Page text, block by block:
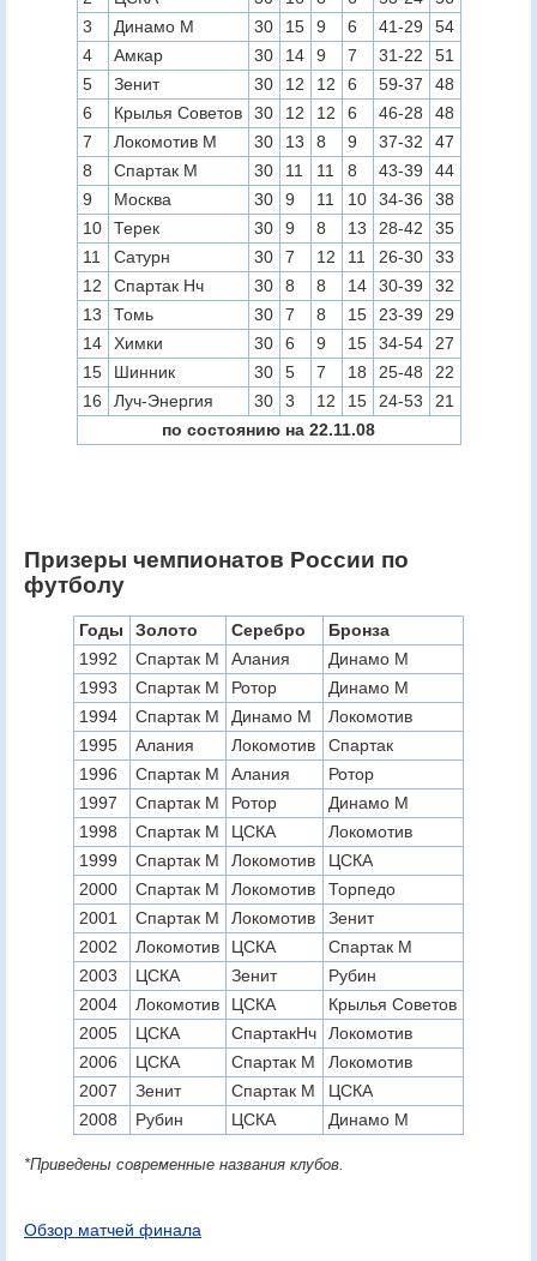
3
Динамо М 30 15 9 6 41-29
54
4
Амкар 30 14 9 7 31-22
51
5
Зенит 30 12 12 6 59-37
48
6
Крылья Советов 30 12 12 6 46-28
48
7
Локомотив М 30 13 8 9 37-32
47
8
Спартак М 30 11 11 8 43-39
44
9
Москва 30 9 11 10 34-36
38
10
Терек 30 9 8 13 28-42
35
11
Сатурн 30 7 12 11 26-30
33
12
Спартак Нч 30 8 8 14 30-39
32
13
Томь 30 7 8 15 23-39
29
14
Химки 30 6 9 15 34-54
27
15
Шинник 30 5 7 18 25-48
22
16
Луч-Энергия 30 3 12 15 24-53
21
по состоянию на 22.11.08
Призеры чемпионатов России по
футболу
Годы Золото Серебро
Бронза
1992
Спартак М Алания
Динамо М
1993
Спартак М Ротор
Динамо М
1994
Спартак М Динамо М
Локомотив
1995
Алания Локомотив
Спартак
1996
Спартак М Алания
Ротор
1997
Спартак М Ротор
Динамо М
1998
Спартак М ЦСКА
Локомотив
1999
Спартак М Локомотив
ЦСКА
2000
Спартак М Локомотив
Торпедо
2001
Спартак М Локомотив
Зенит
2002
Локомотив ЦСКА
Спартак М
2003
ЦСКА Зенит
Рубин
2004
Локомотив ЦСКА
Крылья Советов
2005
ЦСКА СпартакНч
Локомотив
2006
ЦСКА Спартак М
Локомотив
2007
Зенит Спартак М
ЦСКА
2008
Рубин ЦСКА Динамо М
*Приведены современные названия клубов.
Обзор матчей финала